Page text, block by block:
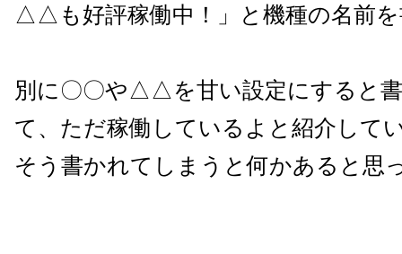
△△も好評稼働中！」と機種の名前
別に〇〇や△△を甘い設定にすると
て、ただ稼働しているよと紹介して
そう書かれてしまうと何かあると思